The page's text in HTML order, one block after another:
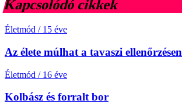
Kapcsolódó cikkek
Életmód / 15 éve
Az élete múlhat a tavaszi ellenőrzésen
Életmód / 16 éve
Kolbász és forralt bor